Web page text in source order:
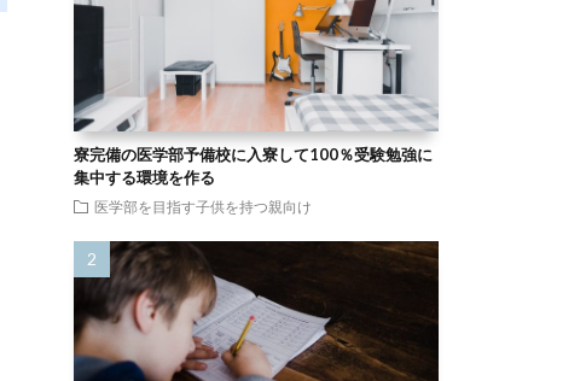
寮完備の医学部予備校に入寮して100％受験勉強に
集中する環境を作る
医学部を目指す子供を持つ親向け